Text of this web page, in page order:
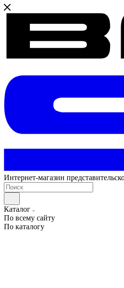
Интернет-магазин
Каталог
По всему сайту
По каталогу